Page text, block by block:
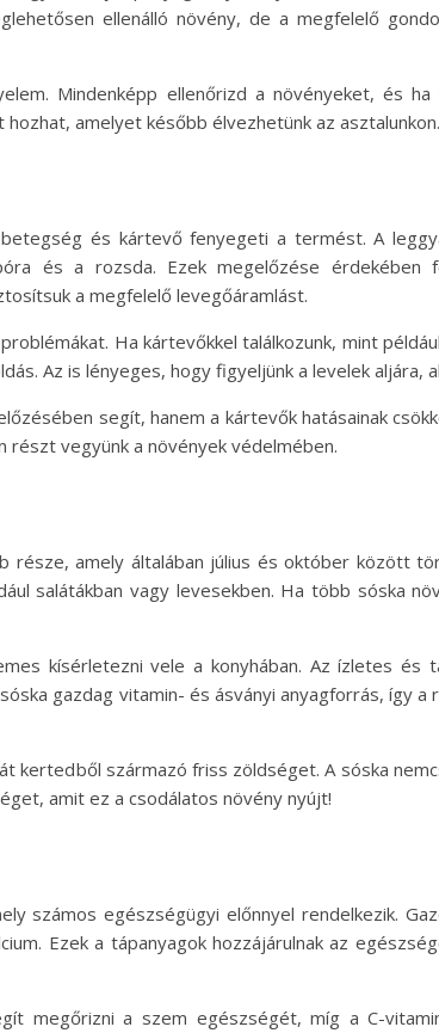
ellenálló növény, de a megfelelő
Mindenképp ellenőrizd a növényeket, és
amelyet később élvezhetünk az asztalunkon.
és kártevő fenyegeti a termést. A
és a rozsda. Ezek megelőzése érdekében
a megfelelő levegőáramlást.
Ha kártevőkkel találkozunk, mint
Az is lényeges, hogy figyeljünk a levelek aljára,
segít, hanem a kártevők hatásainak
vegyünk a növények védelmében.
része, amely általában július és október között
salátákban vagy levesekben. Ha több sóska
kísérletezni vele a konyhában. Az ízletes és
gazdag vitamin- és ásványi anyagforrás, így
kertedből származó friss zöldséget. A sóska
amit ez a csodálatos növény nyújt!
számos egészségügyi előnnyel rendelkezik.
Ezek a tápanyagok hozzájárulnak az
megőrizni a szem egészségét, míg a C-